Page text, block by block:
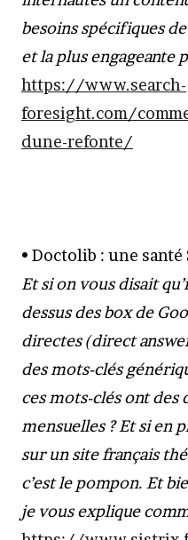
besoins spécifiques
et la plus engageante
https://www.search-
foresight.com/
dune-refonte/
• Doctolib : une
Et si on vous disait
dessus des box de
directes (direct
des mots-clés
ces mots-clés ont des
mensuelles ? Et si en
sur un site français
c’est le pompon. Et
je vous explique